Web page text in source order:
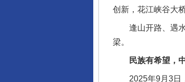
创新，花江峡谷大
逢山开路、遇水
梁。
民族有希望，中
2025年9月3日，